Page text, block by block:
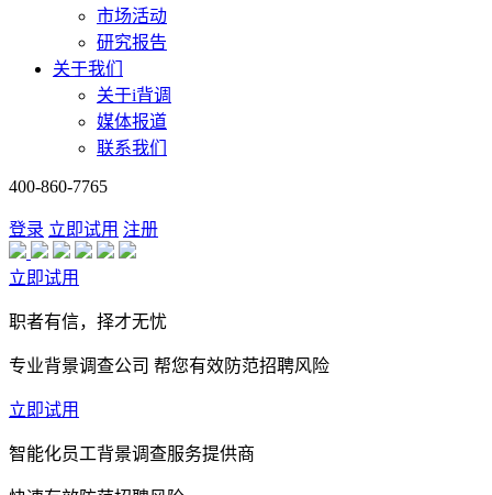
市场活动
研究报告
关于我们
关于i背调
媒体报道
联系我们
400-860-7765
登录 立即试用 注册
立即试用
职者有信，择才无忧
专业背景调查公司 帮您有效防范招聘风险
立即试用
智能化员工背景调查服务提供商